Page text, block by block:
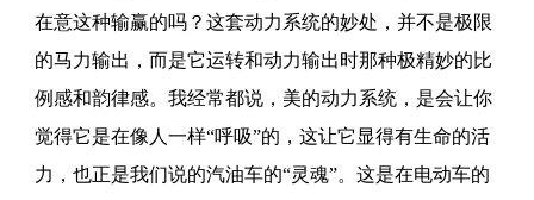
在意这种输赢的吗？这套动力系统的妙处，并不是极限
的马力输出，而是它运转和动力输出时那种极精妙的比
例感和韵律感。我经常都说，美的动力系统，是会让你
觉得它是在像人一样“呼吸”的，这让它显得有生命的活
力，也正是我们说的汽油车的“灵魂”。这是在电动车的